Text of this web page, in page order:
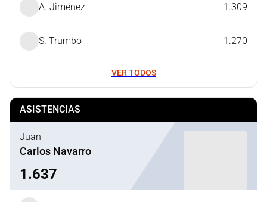
A. Jiménez 1.309
S. Trumbo 1.270
VER TODOS
ASISTENCIAS
Juan
Carlos Navarro
1.637